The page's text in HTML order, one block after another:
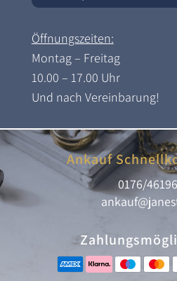
Öffnungszeiten:
Montag – Freitag
10.00 – 17.00 Uhr
Und nach Vereinbarung!
Ankauf
0176/